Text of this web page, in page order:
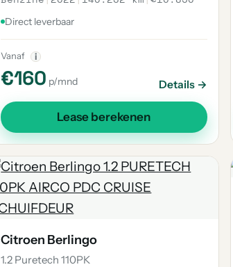
Direct leverbaar
Vanaf i
€160 p/mnd Details →
Lease berekenen
Citroen Berlingo
1.2 Puretech 110PK